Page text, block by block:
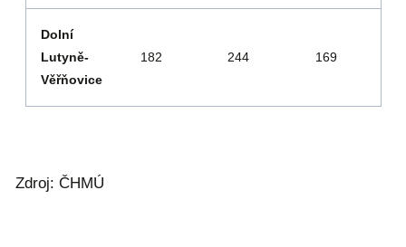
Dolní
Lutyně-
Věřňovice
182 244 169
Zdroj: ČHMÚ